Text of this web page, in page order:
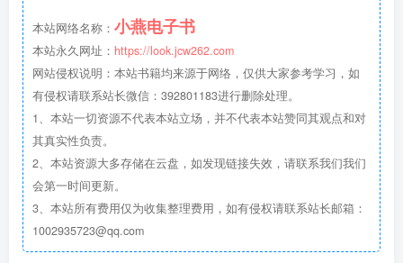
本站网络名称： 小燕电子书
本站永久网址： https://look.jcw262.com
网站侵权说明：本站书籍均来源于网络，仅供大家参考学习，如
有侵权请联系站长微信：392801183进行删除处理。
1、本站一切资源不代表本站立场，并不代表本站赞同其观点和对
其真实性负责。
2、本站资源大多存储在云盘，如发现链接失效，请联系我们我们
会第一时间更新。
3、本站所有费用仅为收集整理费用，如有侵权请联系站长邮箱：
1002935723@qq.com